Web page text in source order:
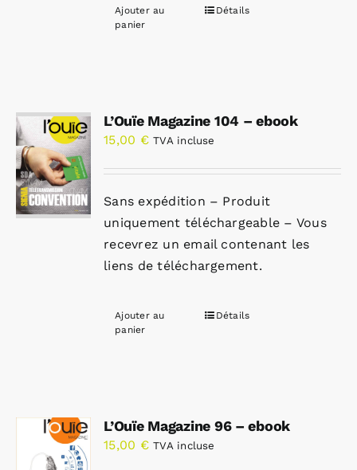
Ajouter au
panier
Détails
L’Ouïe Magazine 104 – ebook
15,00 € TVA incluse
Sans expédition – Produit
uniquement téléchargeable – Vous
recevrez un email contenant les
liens de téléchargement.
Ajouter au
panier
Détails
L’Ouïe Magazine 96 – ebook
15,00 € TVA incluse